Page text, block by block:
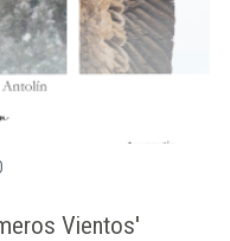
Vientos'